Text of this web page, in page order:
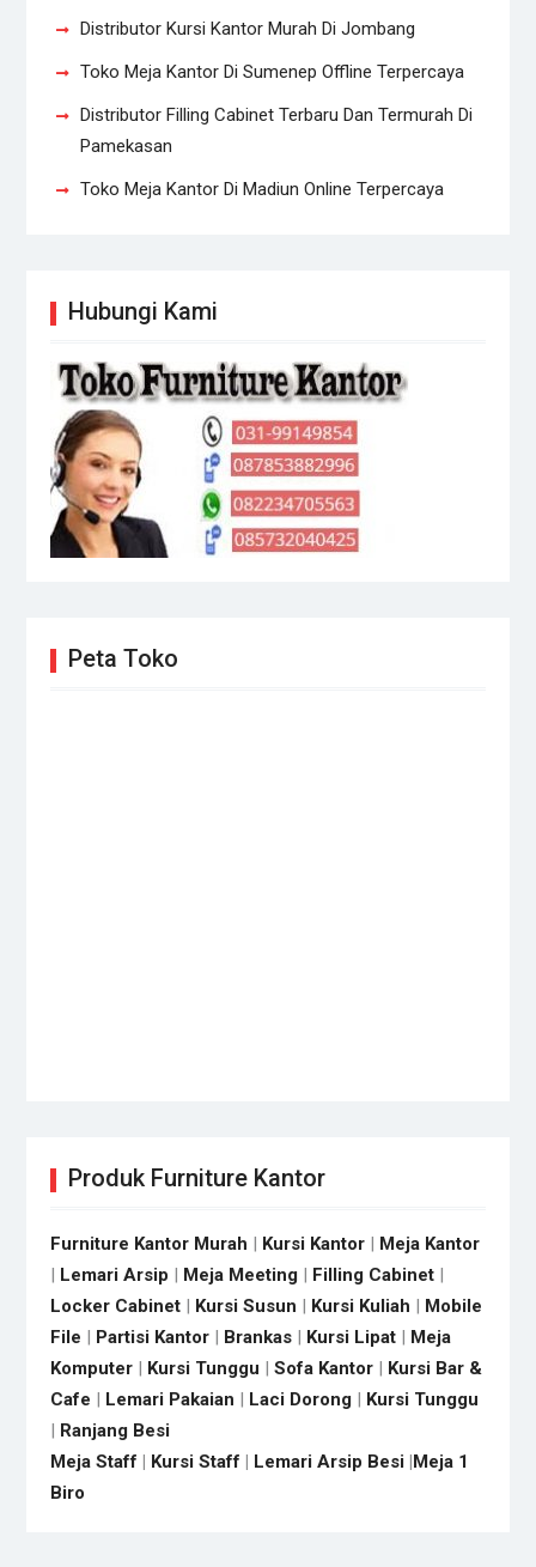
Distributor Kursi Kantor Murah Di Jombang
Toko Meja Kantor Di Sumenep Offline Terpercaya
Distributor Filling Cabinet Terbaru Dan Termurah Di
Pamekasan
Toko Meja Kantor Di Madiun Online Terpercaya
Hubungi Kami
Peta Toko
Produk Furniture Kantor
Furniture Kantor Murah | Kursi Kantor| Meja Kantor
| Lemari Arsip | Meja Meeting| Filling Cabinet|
Locker Cabinet| Kursi Susun | Kursi Kuliah | Mobile
File | Partisi Kantor| Brankas| Kursi Lipat| Meja
Komputer| Kursi Tunggu | Sofa Kantor| Kursi Bar &
Cafe | Lemari Pakaian | Laci Dorong| Kursi Tunggu
| Ranjang Besi
Meja Staff | Kursi Staff | Lemari Arsip Besi|Meja 1
Biro